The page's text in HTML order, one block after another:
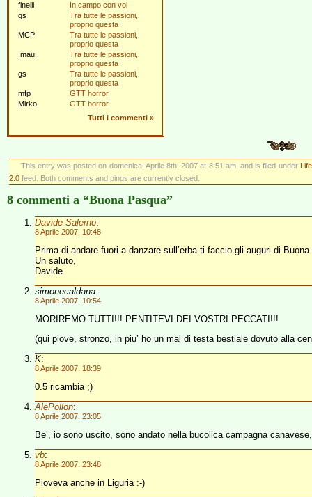
finelli
In campo con voi
gs
Tra tutte le passioni,
proprio questa
MCP
Tra tutte le passioni,
proprio questa
.mau.
Tra tutte le passioni,
proprio questa
gs
Tra tutte le passioni,
proprio questa
mfp
GTT horror
Mirko
GTT horror
Tutti i commenti »
This entry was posted on domenica, Aprile 8th, 2007 at 8:51 am, and is filed under
2.0 feed. Both comments and pings are currently closed.
8 commenti a “Buona Pasqua”
Davide Salerno:
8 Aprile 2007, 10:48
Prima di andare fuori a danzare sull’erba ti faccio gli auguri di
Un saluto,
Davide
simonecaldana:
8 Aprile 2007, 10:54
MORIREMO TUTTI!!! PENTITEVI DEI VOSTRI PECCATI!!!
(qui piove, stronzo, in piu’ ho un mal di testa bestiale dovuto alla
K:
8 Aprile 2007, 18:39
0.5 ricambia ;)
AlePollon:
8 Aprile 2007, 23:05
Be’, io sono uscito, sono andato nella bucolica campagna
vb:
8 Aprile 2007, 23:48
Pioveva anche in Liguria :-)